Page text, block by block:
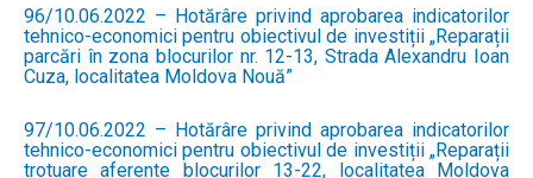
96/10.06.2022 – Hotărâre privind aprobarea indicatorilor
tehnico-economici pentru obiectivul de investiții „Reparații
parcări în zona blocurilor nr. 12-13, Strada Alexandru Ioan
Cuza, localitatea Moldova Nouă”
97/10.06.2022 – Hotărâre privind aprobarea indicatorilor
tehnico-economici pentru obiectivul de investiții „Reparații
trotuare aferente blocurilor 13-22, localitatea Moldova